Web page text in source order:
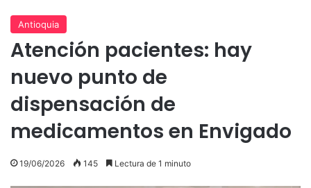
Antioquia
Atención pacientes: hay
nuevo punto de
dispensación de
medicamentos en Envigado
19/06/2026 145 Lectura de 1 minuto